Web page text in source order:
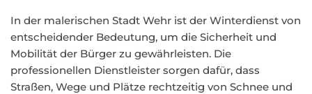
In der malerischen Stadt Wehr ist der Winterdienst von
entscheidender Bedeutung, um die Sicherheit und
Mobilität der Bürger zu gewährleisten. Die
professionellen Dienstleister sorgen dafür, dass
Straßen, Wege und Plätze rechtzeitig von Schnee und